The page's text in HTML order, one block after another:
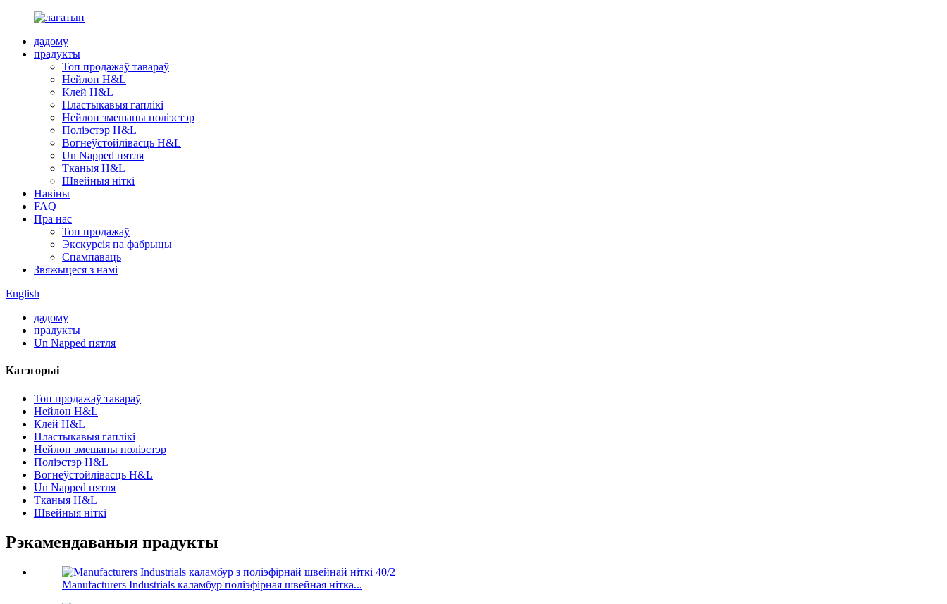
дадому
прадукты
Топ продажаў тавараў
Нейлон H&L
Клей H&L
Пластыкавыя гаплікі
Нейлон змешаны поліэстэр
Поліэстэр H&L
Вогнеўстойлівасць H&L
Un Napped пятля
Тканыя H&L
Швейныя ніткі
Навіны
FAQ
Пра нас
Топ продажаў
Экскурсія па фабрыцы
Спампаваць
Звяжыцеся з намі
English
дадому
прадукты
Un Napped пятля
Катэгорыі
Топ продажаў тавараў
Нейлон H&L
Клей H&L
Пластыкавыя гаплікі
Нейлон змешаны поліэстэр
Поліэстэр H&L
Вогнеўстойлівасць H&L
Un Napped пятля
Тканыя H&L
Швейныя ніткі
Рэкамендаваныя прадукты
Manufacturers Industrials каламбур поліэфірная швейная нітка...